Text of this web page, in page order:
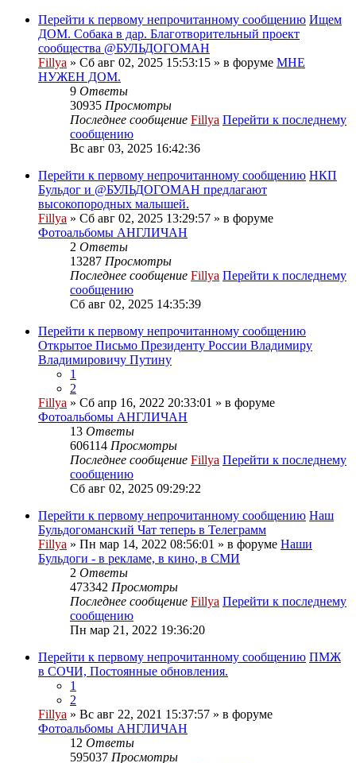
Перейти к первому непрочитанному сообщению Ищем
ДОМ. Собака в дар. Благотворительный проект
сообщества @БУЛЬДОГОМАН
Fillya » Сб авг 02, 2025 15:53:15 » в форуме МНЕ
НУЖЕН ДОМ.
9 Ответы
30935 Просмотры
Последнее сообщение Fillya Перейти к последнему
сообщению
Вс авг 03, 2025 16:42:36
Перейти к первому непрочитанному сообщению НКП
Бульдог и @БУЛЬДОГОМАН предлагают
высокопородных малышей.
Fillya » Сб авг 02, 2025 13:29:57 » в форуме
Фотоальбомы АНГЛИЧАН
2 Ответы
13287 Просмотры
Последнее сообщение Fillya Перейти к последнему
сообщению
Сб авг 02, 2025 14:35:39
Перейти к первому непрочитанному сообщению
Открытое Письмо Президенту России Владимиру
Владимировичу Путину
1
2
Fillya » Сб апр 16, 2022 20:33:01 » в форуме
Фотоальбомы АНГЛИЧАН
13 Ответы
606114 Просмотры
Последнее сообщение Fillya Перейти к последнему
сообщению
Сб авг 02, 2025 09:29:22
Перейти к первому непрочитанному сообщению Наш
Бульдогоманский Чат теперь в Телеграмм
Fillya » Пн мар 14, 2022 08:56:01 » в форуме Наши
Бульдоги - в рекламе, в кино, в СМИ
2 Ответы
473342 Просмотры
Последнее сообщение Fillya Перейти к последнему
сообщению
Пн мар 21, 2022 19:36:20
Перейти к первому непрочитанному сообщению ПМЖ
в СОЧИ, Постоянные обновления.
1
2
Fillya » Вс авг 22, 2021 15:37:57 » в форуме
Фотоальбомы АНГЛИЧАН
12 Ответы
595037 Просмотры